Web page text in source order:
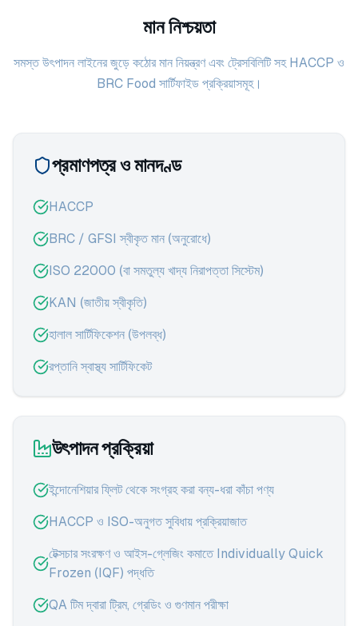
মান নিশ্চয়তা
সমস্ত উৎপাদন লাইনের জুড়ে কঠোর মান নিয়ন্ত্রণ এবং ট্রেসবিলিটি সহ HACCP ও
BRC Food সার্টিফাইড প্রক্রিয়াসমূহ।
প্রমাণপত্র ও মানদণ্ড
HACCP
BRC / GFSI স্বীকৃত মান (অনুরোধে)
ISO 22000 (বা সমতুল্য খাদ্য নিরাপত্তা সিস্টেম)
KAN (জাতীয় স্বীকৃতি)
হালাল সার্টিফিকেশন (উপলব্ধ)
রপ্তানি স্বাস্থ্য সার্টিফিকেট
উৎপাদন প্রক্রিয়া
ইন্দোনেশিয়ার ফ্লিট থেকে সংগ্রহ করা বন্য-ধরা কাঁচা পণ্য
HACCP ও ISO-অনুগত সুবিধায় প্রক্রিয়াজাত
টেক্সচার সংরক্ষণ ও আইস-গ্লেজিং কমাতে Individually Quick
Frozen (IQF) পদ্ধতি
QA টিম দ্বারা ট্রিম, গ্রেডিং ও গুণমান পরীক্ষা